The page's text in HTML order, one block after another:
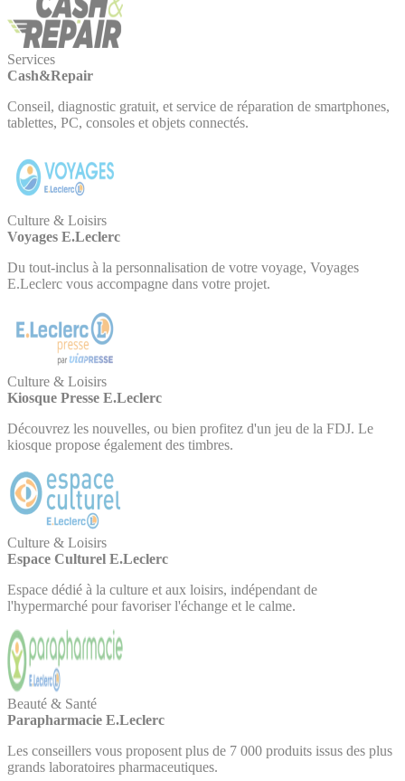
Services
Cash&Repair
Conseil, diagnostic gratuit, et service de réparation de smartphones,
tablettes, PC, consoles et objets connectés.
Culture & Loisirs
Voyages E.Leclerc
Du tout-inclus à la personnalisation de votre voyage, Voyages
E.Leclerc vous accompagne dans votre projet.
Culture & Loisirs
Kiosque Presse E.Leclerc
Découvrez les nouvelles, ou bien profitez d'un jeu de la FDJ. Le
kiosque propose également des timbres.
Culture & Loisirs
Espace Culturel E.Leclerc
Espace dédié à la culture et aux loisirs, indépendant de
l'hypermarché pour favoriser l'échange et le calme.
Beauté & Santé
Parapharmacie E.Leclerc
Les conseillers vous proposent plus de 7 000 produits issus des plus
grands laboratoires pharmaceutiques.